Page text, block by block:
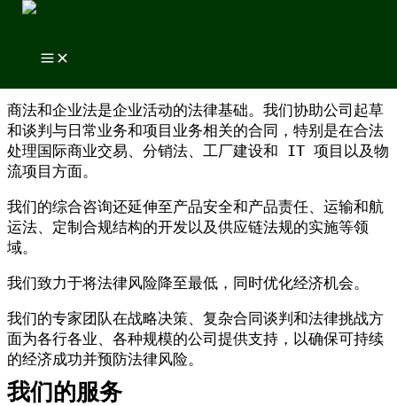
商业
商法和企业法是企业活动的法律基础。我们协助公司起草
和谈判与日常业务和项目业务相关的合同，特别是在合法
处理国际商业交易、分销法、工厂建设和 IT 项目以及物
流项目方面。
我们的综合咨询还延伸至产品安全和产品责任、运输和航
运法、定制合规结构的开发以及供应链法规的实施等领
域。
我们致力于将法律风险降至最低，同时优化经济机会。
我们的专家团队在战略决策、复杂合同谈判和法律挑战方
面为各行各业、各种规模的公司提供支持，以确保可持续
的经济成功并预防法律风险。
我们的服务